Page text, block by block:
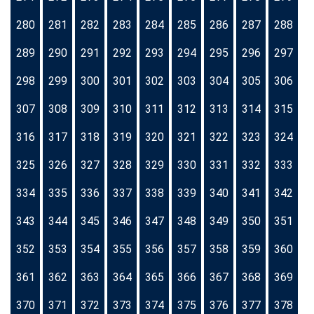
280 281 282 283 284 285 286 287 288
289 290 291 292 293 294 295 296 297
298 299 300 301 302 303 304 305 306
307 308 309 310 311 312 313 314 315
316 317 318 319 320 321 322 323 324
325 326 327 328 329 330 331 332 333
334 335 336 337 338 339 340 341 342
343 344 345 346 347 348 349 350 351
352 353 354 355 356 357 358 359 360
361 362 363 364 365 366 367 368 369
370 371 372 373 374 375 376 377 378